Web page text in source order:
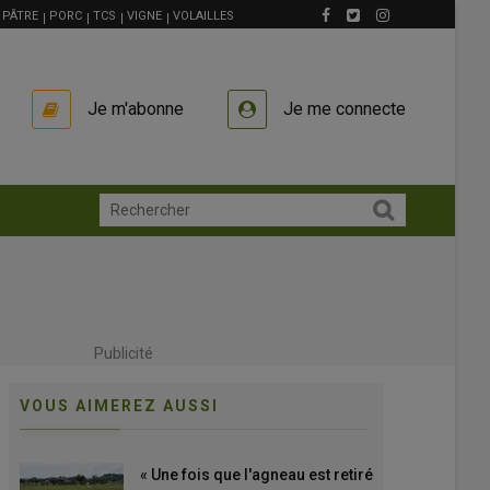
PÂTRE PORC TCS VIGNE VOLAILLES
Je m'abonne Je me connecte
Publicité
VOUS AIMEREZ AUSSI
« Une fois que l'agneau est retiré